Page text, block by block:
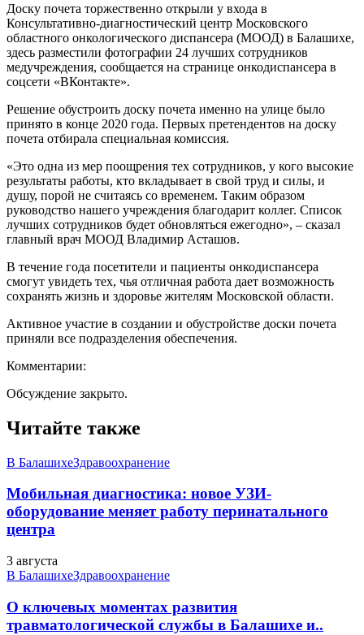
Доску почета торжественно открыли у входа в
Консультативно-диагностический центр Московского
областного онкологического диспансера (МООД) в Балашихе,
здесь разместили фотографии 24 лучших сотрудников
медучреждения, сообщается на странице онкодиспансера в
соцсети «ВКонтакте».
Решение обустроить доску почета именно на улице было
принято в конце 2020 года. Первых претендентов на доску
почета отбирала специальная комиссия.
«Это одна из мер поощрения тех сотрудников, у кого высокие
результаты работы, кто вкладывает в свой труд и силы, и
душу, порой не считаясь со временем. Таким образом
руководство нашего учреждения благодарит коллег. Список
лучших сотрудников будет обновляться ежегодно», – сказал
главный врач МООД Владимир Асташов.
В течение года посетители и пациенты онкодиспансера
смогут увидеть тех, чья отличная работа дает возможность
сохранять жизнь и здоровье жителям Московской области.
Активное участие в создании и обустройстве доски почета
приняли все подразделения обеспечения.
Комментарии:
Обсуждение закрыто.
Читайте также
В БалашихеЗдравоохранение
Мобильная диагностика: новое УЗИ-
оборудование меняет работу перинатального
центра
3 августа
В БалашихеЗдравоохранение
О ключевых моментах развития
травматологической службы в Балашихе и..